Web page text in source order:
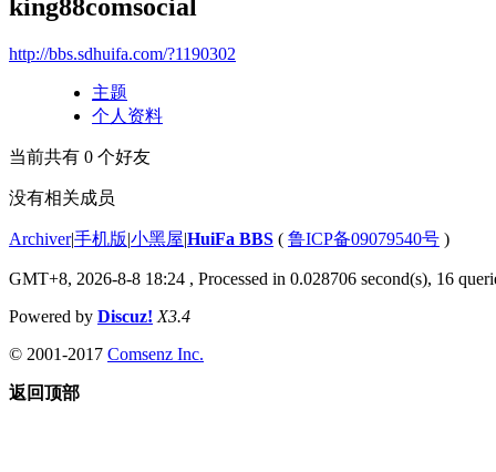
king88comsocial
http://bbs.sdhuifa.com/?1190302
主题
个人资料
当前共有 0 个好友
没有相关成员
Archiver|手机版|小黑屋|HuiFa BBS ( 鲁ICP备09079540号 )
GMT+8, 2026-8-8 18:24 , Processed in 0.028706 second(s), 16
Powered by Discuz! X3.4
© 2001-2017 Comsenz Inc.
返回顶部